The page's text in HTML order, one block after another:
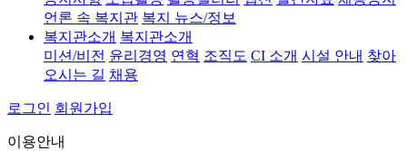
언론 속 복지관 복지 뉴스/정보
복지관소개 복지관소개
미션/비전 윤리경영 연혁 조직도 CI 소개 시설 안내 찾아
오시는 길 채용
로그인 회원가입
이용안내